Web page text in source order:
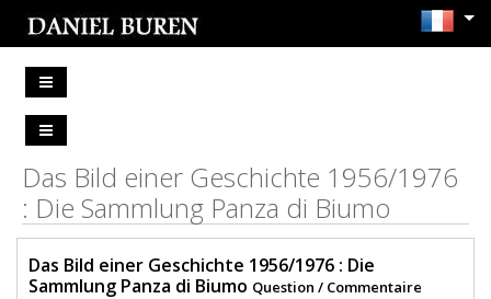
Das Bild einer Geschichte 1956/1976
: Die Sammlung Panza di Biumo
Das Bild einer Geschichte 1956/1976 : Die
Sammlung Panza di Biumo Question / Commentaire